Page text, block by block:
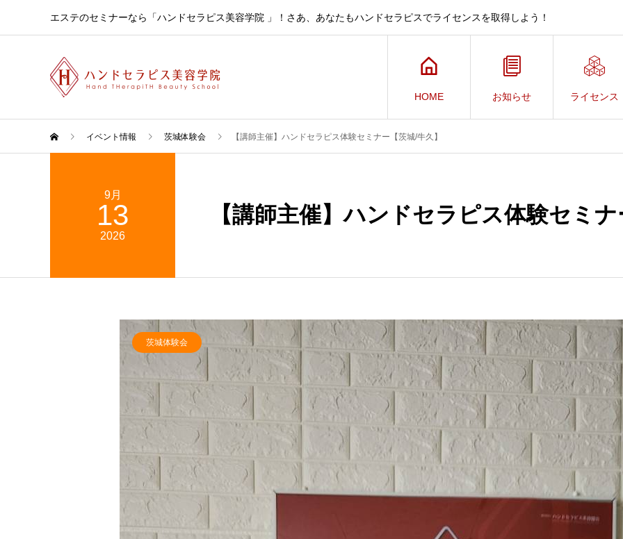
エステのセミナーなら「ハンドセラピス美容学院 」！さあ、あなたもハンドセラピスでライセンスを取得しよう！
HOME お知らせ ライセンス
イベント情報 茨城体験会 【講師主催】ハンドセラピス体験セミナー【茨城/牛久】
9月
13
2026
【講師主催】ハンドセラピス体験セミ
茨城体験会